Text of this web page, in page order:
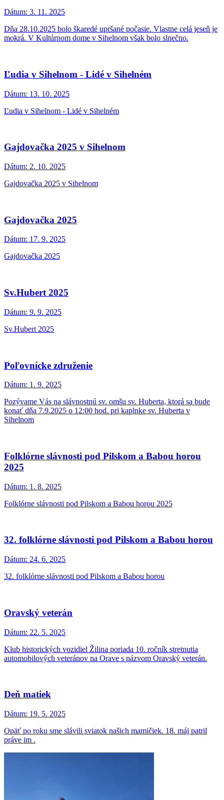
Dátum: 3. 11. 2025
Dňa 28.10.2025 bolo škaredé upršané počasie. Vlastne celá jeseň je
mokrá. V Kultúrnom dome v Sihelnom však bolo slnečno.
Ľudia v Sihelnom - Lidé v Sihelném
Dátum: 13. 10. 2025
Ľudia v Sihelnom - Lidé v Sihelném
Gajdovačka 2025 v Sihelnom
Dátum: 2. 10. 2025
Gajdovačka 2025 v Sihelnom
Gajdovačka 2025
Dátum: 17. 9. 2025
Gajdovačka 2025
Sv.Hubert 2025
Dátum: 9. 9. 2025
Sv.Hubert 2025
Poľovnícke združenie
Dátum: 1. 9. 2025
Pozývame Vás na slávnostnú sv. omšu sv. Huberta, ktorá sa bude
konať dňa 7.9.2025 o 12:00 hod. pri kaplnke sv. Huberta v
Sihelnom
Folklórne slávnosti pod Pilskom a Babou horou
2025
Dátum: 1. 8. 2025
Folklórne slávnosti pod Pilskom a Babou horou 2025
32. folklórne slávnosti pod Pilskom a Babou horou
Dátum: 24. 6. 2025
32. folklórne slávnosti pod Pilskom a Babou horou
Oravský veterán
Dátum: 22. 5. 2025
Klub historických vozidiel Žilina poriada 10. ročník stretnutia
automobilových veteránov na Orave s názvom Oravský veterán.
Deň matiek
Dátum: 19. 5. 2025
Opäť po roku sme slávili sviatok našich mamičiek. 18. máj patril
práve im .